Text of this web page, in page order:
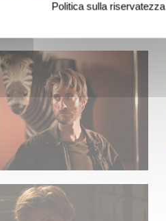
Politica sulla riservatezza